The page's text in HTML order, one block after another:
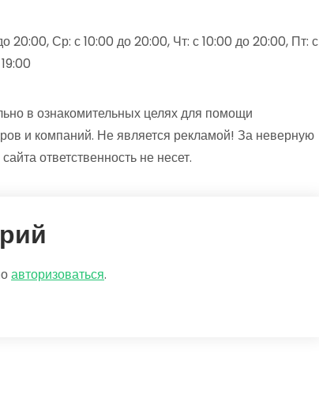
20:00, Ср: с 10:00 до 20:00, Чт: с 10:00 до 20:00, Пт: с
в ознакомительных целях для помощи
и компаний. Не является рекламой! За неверную
ответственность не несет.
авторизоваться.